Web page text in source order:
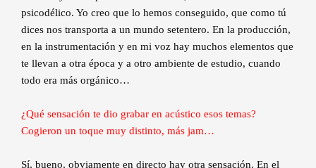
psicodélico. Yo creo que lo hemos conseguido, que como tú
dices nos transporta a un mundo setentero. En la producción,
en la instrumentación y en mi voz hay muchos elementos que
te llevan a otra época y a otro ambiente de estudio, cuando
todo era más orgánico…
¿Qué sensación te dio grabar en acústico esos temas?
Cogieron un toque muy distinto, más jam…
Sí, bueno, obviamente en directo hay otra sensación. En el